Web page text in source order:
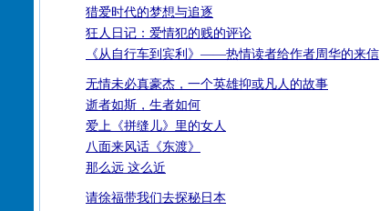
猎爱时代的梦想与追逐
狂人日记：爱情犯的贱的评论
《从自行车到宾利》——热情读者给作者周华的来信
无情未必真豪杰，一个英雄抑或凡人的故事
逝者如斯，生者如何
爱上《拼缝儿》里的女人
八面来风话《东渡》
那么远 这么近
请徐福带我们去探秘日本